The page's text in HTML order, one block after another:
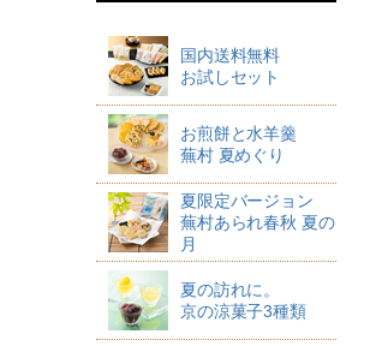
国内送料無料
お試しセット
お煎餅と水羊羹
蕪村 夏めぐり
夏限定バージョン
蕪村あられ春秋 夏の
月
夏の訪れに。
京の涼菓子3種類